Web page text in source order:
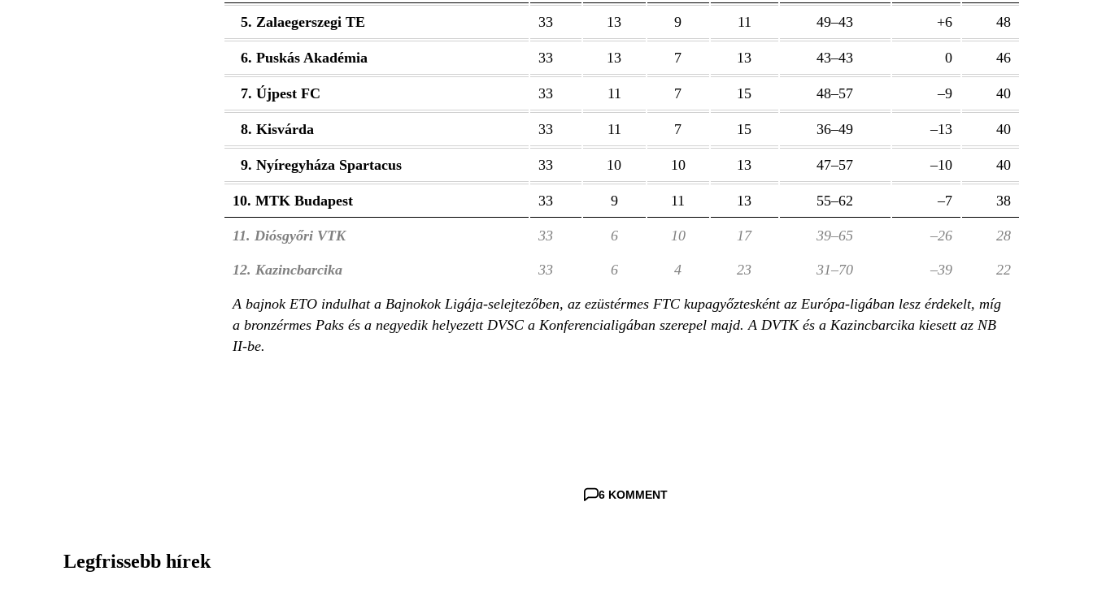
5. Zalaegerszegi TE 33 13 9 11 49–43 +6 48
6. Puskás Akadémia 33 13 7 13 43–43 0 46
7. Újpest FC 33 11 7 15 48–57 –9 40
8. Kisvárda 33 11 7 15 36–49 –13 40
9. Nyíregyháza Spartacus 33 10 10 13 47–57 –10 40
10. MTK Budapest 33 9 11 13 55–62 –7 38
11. Diósgyőri VTK 33 6 10 17 39–65 –26 28
12. Kazincbarcika 33 6 4 23 31–70 –39 22
A bajnok ETO indulhat a Bajnokok Ligája-selejtezőben, az ezüstérmes FTC kupagyőztesként az Európa-ligában lesz érdekelt, míg
a bronzérmes Paks és a negyedik helyezett DVSC a Konferencialigában szerepel majd. A DVTK és a Kazincbarcika kiesett az NB
II-be.
6 KOMMENT
Legfrissebb hírek